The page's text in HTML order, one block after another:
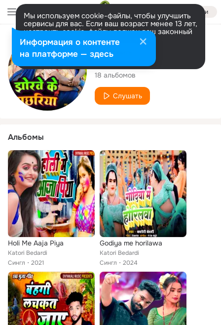
Войти
Мы используем cookie-файлы, чтобы улучшить
сервисы для вас. Если ваш возраст менее 13 лет,
настроить cookie-файлы должен ваш законный
представитель. Больше информации
Разрешить все Настроить
Исполнитель
Katori Bedardi
18 альбомов
Слушать
Альбомы
Holi Me Aaja Piya
Katori Bedardi
Сингл
2021
Godiya me horilawa
Katori Bedardi
Сингл
2024
Информация о контенте
на платформе — здесь